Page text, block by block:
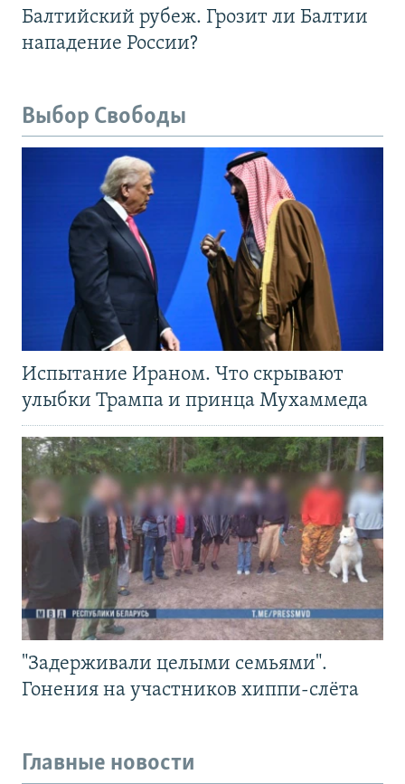
Балтийский рубеж. Грозит ли Балтии
нападение России?
Выбор Свободы
Испытание Ираном. Что скрывают
улыбки Трампа и принца Мухаммеда
"Задерживали целыми семьями".
Гонения на участников хиппи-слёта
Главные новости